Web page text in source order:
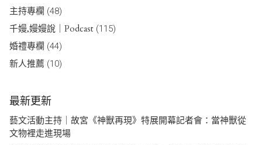
主持專欄 (48)
千嫚,嫚嫚說｜Podcast (115)
婚禮專欄 (44)
新人推薦 (10)
最新更新
藝文活動主持｜故宮《神獸再現》特展開幕記者會：當神獸從
文物裡走進現場